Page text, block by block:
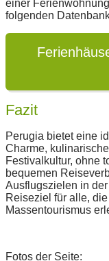
einer
folgenden
Fazit
Perugia bietet eine
Charme,
Festivalkultur, ohne
bequemen
Ausflugszielen in
Reiseziel für alle,
Massentourismus
Fotos der Seite: